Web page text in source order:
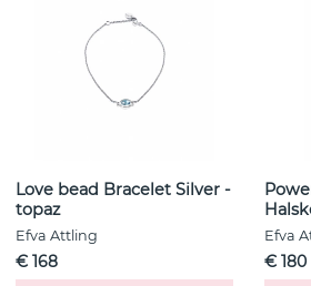
Love bead Bracelet Silver -
topaz
Efva Attling
€ 168
Efva
€ 180